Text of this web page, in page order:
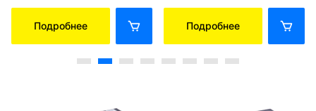
Подробнее Подробнее